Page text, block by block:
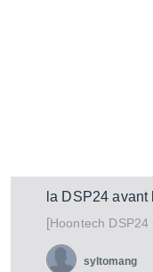
la DSP24
[Hoontech DSP24
syltomang